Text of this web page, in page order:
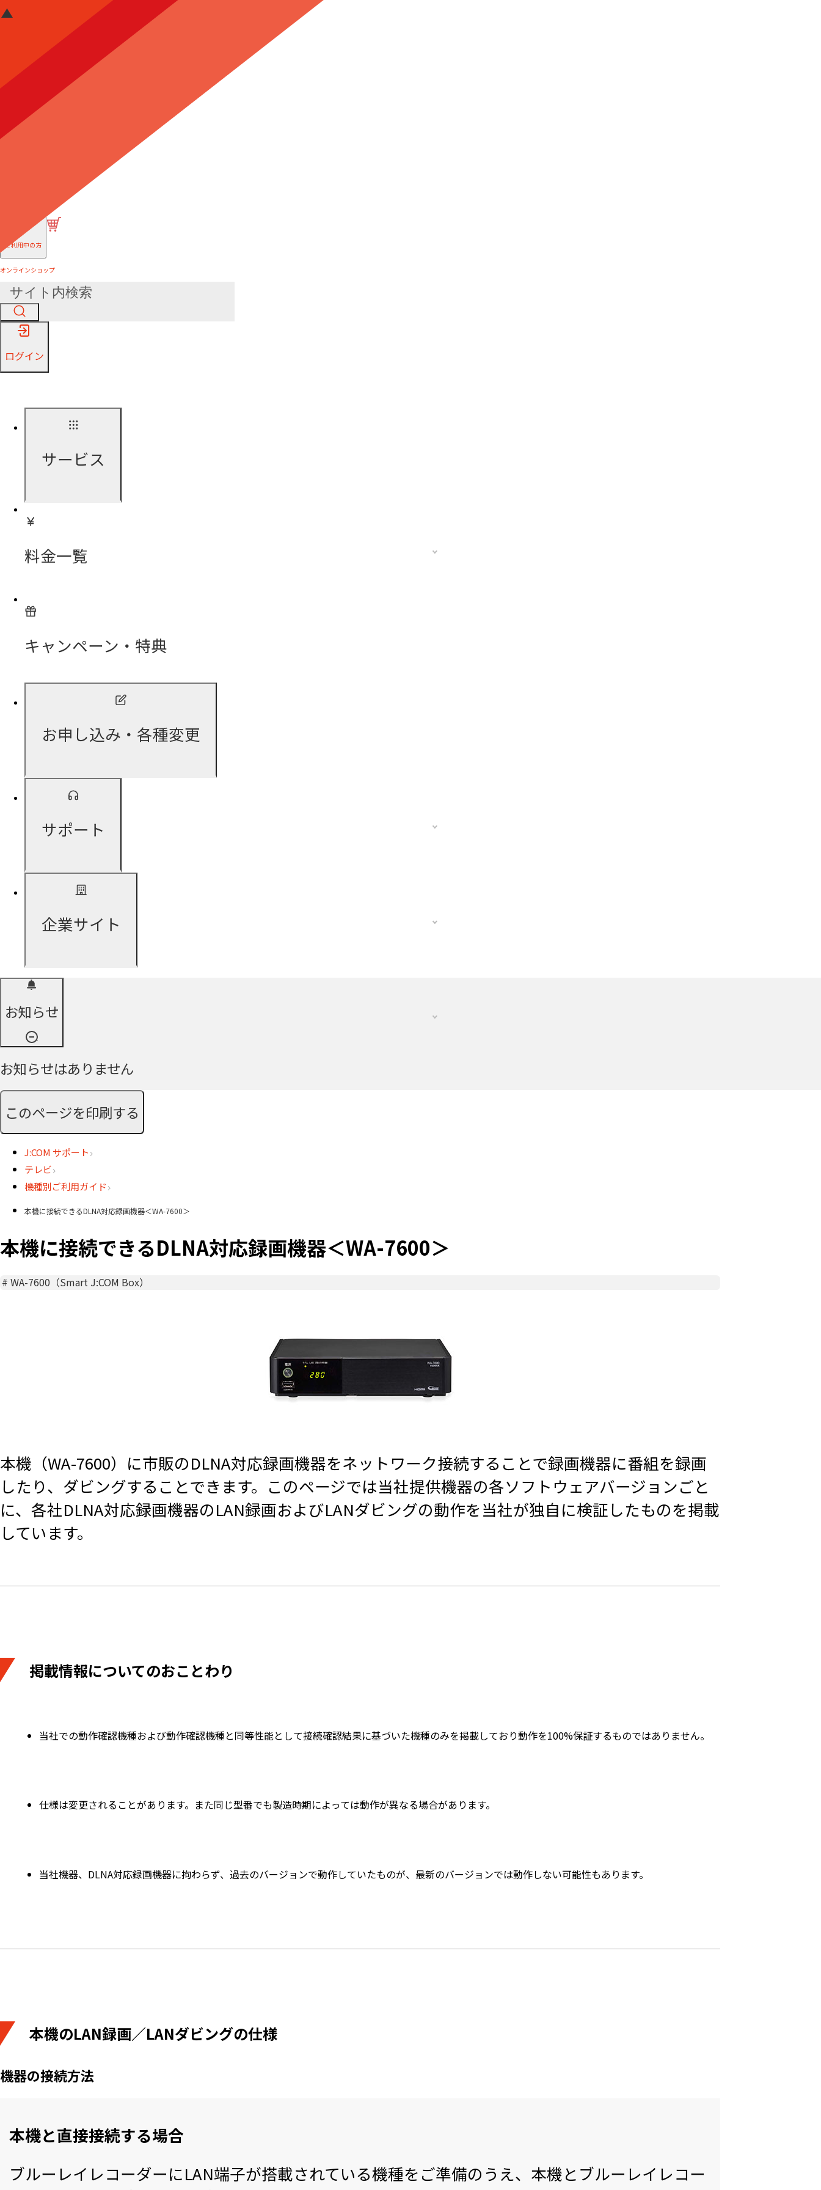
ご利用中の方
オンラインショップ
ログイン
サービス
料金一覧
キャンペーン・特典
お申し込み・各種変更
サポート
企業サイト
お知らせ
お知らせはありません
このページを印刷する
J:COM サポート
テレビ
機種別ご利用ガイド
本機に接続できるDLNA対応録画機器＜WA-7600＞
本機に接続できるDLNA対応録画機器＜WA-7600＞
#WA-7600（Smart J:COM Box）
本機（WA-7600）に市販のDLNA対応録画機器をネットワーク接続することで録画機器に番組を録画
したり、ダビングすることできます。このページでは当社提供機器の各ソフトウェアバージョンごと
に、各社DLNA対応録画機器のLAN録画およびLANダビングの動作を当社が独自に検証したものを掲載
しています。
掲載情報についてのおことわり
当社での動作確認機種および動作確認機種と同等性能として接続確認結果に基づいた機種のみを掲載しており動作を100%保証するものではありません。
仕様は変更されることがあります。また同じ型番でも製造時期によっては動作が異なる場合があります。
当社機器、DLNA対応録画機器に拘わらず、過去のバージョンで動作していたものが、最新のバージョンでは動作しない可能性もあります。
本機のLAN録画／LANダビングの仕様
機器の接続方法
本機と直接接続する場合
ブルーレイレコーダーにLAN端子が搭載されている機種をご準備のうえ、本機とブルーレイレコー